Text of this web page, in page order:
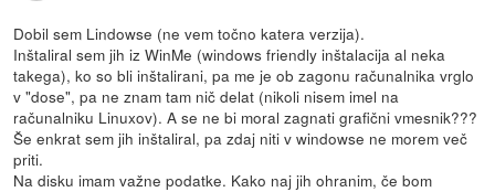
Dobil sem Lindowse (ne vem točno katera verzija).
Inštaliral sem jih iz WinMe (windows friendly inštalacija al neka
takega), ko so bli inštalirani, pa me je ob zagonu računalnika vrglo
v "dose", pa ne znam tam nič delat (nikoli nisem imel na
računalniku Linuxov). A se ne bi moral zagnati grafični vmesnik???
Še enkrat sem jih inštaliral, pa zdaj niti v windowse ne morem več
priti.
Na disku imam važne podatke. Kako naj jih ohranim, če bom